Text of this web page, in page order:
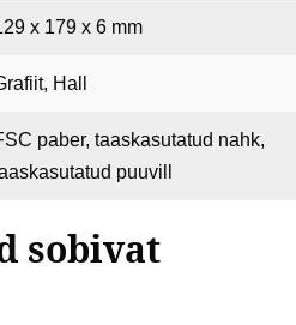
x 179 x 6 mm
Hall
paber, taaskasutatud nahk,
puuvill
sobivat